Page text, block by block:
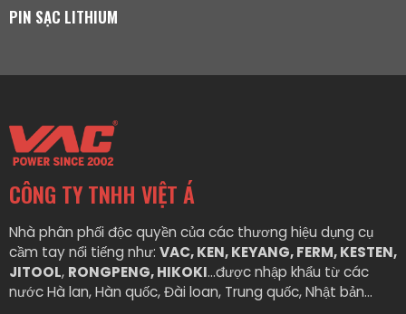
PIN SẠC LITHIUM
CÔNG TY TNHH VIỆT Á
Nhà phân phối độc quyền của các thương hiệu dụng cụ
cầm tay nổi tiếng như: VAC, KEN, KEYANG, FERM, KESTEN,
JITOOL, RONGPENG, HIKOKI…được nhập khẩu từ các
nước Hà lan, Hàn quốc, Đài loan, Trung quốc, Nhật bản…